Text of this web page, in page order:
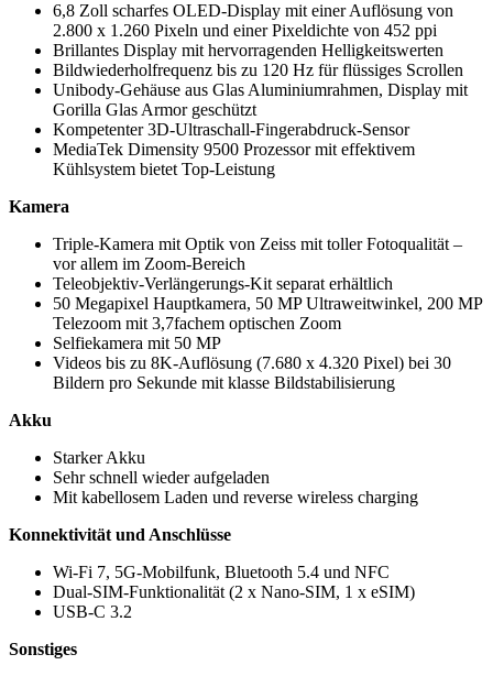
6,8 Zoll scharfes OLED-Display mit einer Auflösung von
2.800 x 1.260 Pixeln und einer Pixeldichte von 452 ppi
Brillantes Display mit hervorragenden Helligkeitswerten
Bildwiederholfrequenz bis zu 120 Hz für flüssiges Scrollen
Unibody-Gehäuse aus Glas Aluminiumrahmen, Display mit
Gorilla Glas Armor geschützt
Kompetenter 3D-Ultraschall-Fingerabdruck-Sensor
MediaTek Dimensity 9500 Prozessor mit effektivem
Kühlsystem bietet Top-Leistung
Kamera
Triple-Kamera mit Optik von Zeiss mit toller Fotoqualität –
vor allem im Zoom-Bereich
Teleobjektiv-Verlängerungs-Kit separat erhältlich
50 Megapixel Hauptkamera, 50 MP Ultraweitwinkel, 200 MP
Telezoom mit 3,7fachem optischen Zoom
Selfiekamera mit 50 MP
Videos bis zu 8K-Auflösung (7.680 x 4.320 Pixel) bei 30
Bildern pro Sekunde mit klasse Bildstabilisierung
Akku
Starker Akku
Sehr schnell wieder aufgeladen
Mit kabellosem Laden und reverse wireless charging
Konnektivität und Anschlüsse
Wi-Fi 7, 5G-Mobilfunk, Bluetooth 5.4 und NFC
Dual-SIM-Funktionalität (2 x Nano-SIM, 1 x eSIM)
USB-C 3.2
Sonstiges